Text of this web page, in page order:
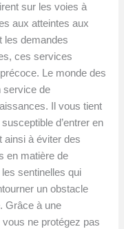
sur les voies à
aux atteintes aux
les demandes
ces services
Le monde des
service de
Il vous tient
d’entrer en
ainsi à éviter des
en matière de
sentinelles qui
un obstacle
Grâce à une
ne protégez pas